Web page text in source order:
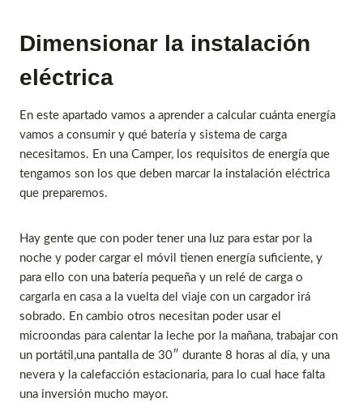
Dimensionar la instalación
eléctrica
En este apartado vamos a aprender a calcular cuánta energía
vamos a consumir y qué batería y sistema de carga
necesitamos. En una Camper, los requisitos de energía que
tengamos son los que deben marcar la instalación eléctrica
que preparemos.
Hay gente que con poder tener una luz para estar por la
noche y poder cargar el móvil tienen energía suficiente, y
para ello con una batería pequeña y un relé de carga o
cargarla en casa a la vuelta del viaje con un cargador irá
sobrado. En cambio otros necesitan poder usar el
microondas para calentar la leche por la mañana, trabajar con
un portátil,una pantalla de 30″ durante 8 horas al día, y una
nevera y la calefacción estacionaria, para lo cual hace falta
una inversión mucho mayor.